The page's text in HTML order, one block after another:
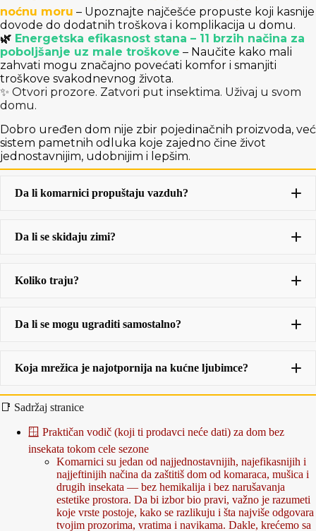
noćnu moru – Upoznajte najčešće propuste koji kasnije
dovode do dodatnih troškova i komplikacija u domu.
🌿 Energetska efikasnost stana – 11 brzih načina za
poboljšanje uz male troškove – Naučite kako mali
zahvati mogu značajno povećati komfor i smanjiti
troškove svakodnevnog života.
✨ Otvori prozore. Zatvori put insektima. Uživaj u svom
domu.
Dobro uređen dom nije zbir pojedinačnih proizvoda, već
sistem pametnih odluka koje zajedno čine život
jednostavnijim, udobnijim i lepšim.
Fixni
Rolo
Da li komarnici propuštaju vazduh?
Da li se skidaju zimi?
Koliko traju?
Da li se mogu ugraditi samostalno?
Koja mrežica je najotpornija na kućne ljubimce?
📑 Sadržaj stranice
🪟 Praktičan vodič (koji ti prodavci neće dati) za dom bez
insekata tokom cele sezone
Komarnici su jedan od najjednostavnijih, najefikasnijih i
najjeftinijih načina da zaštitiš dom od komaraca, mušica i
drugih insekata — bez hemikalija i bez narušavanja
estetike prostora. Da bi izbor bio pravi, važno je razumeti
koje vrste postoje, kako se razlikuju i šta najviše odgovara
tvojim prozorima, vratima i navikama. Dakle, krećemo sa